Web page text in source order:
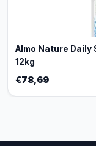
Almo Nature Daily
12kg
€78,69